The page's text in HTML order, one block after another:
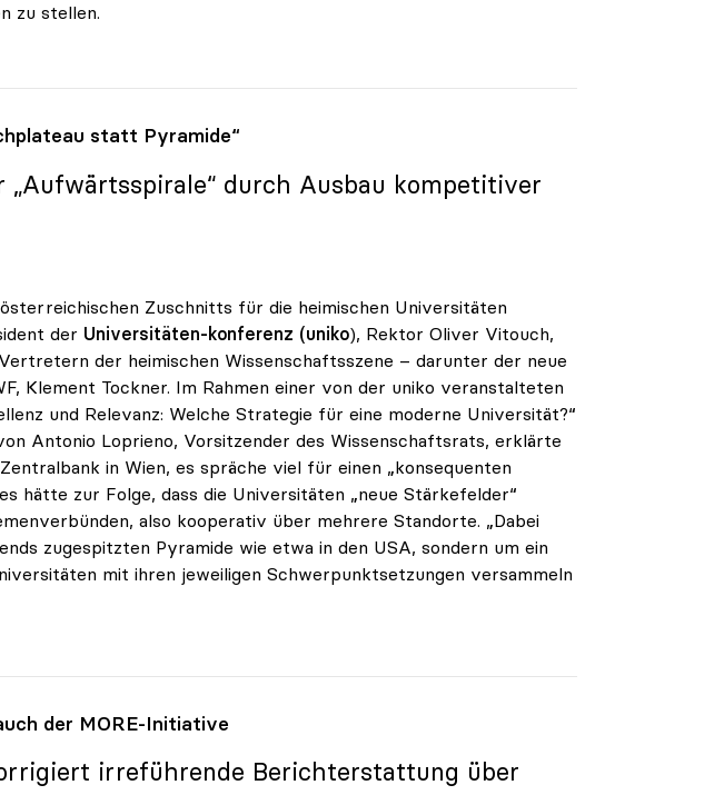
zu stellen.
kein Sprung
statt Pyramide“
durch Ausbau kompetitiver
Zuschnitts für die heimischen Universitäten
der Universitäten-konferenz (uniko), Rektor Oliver Vitouch,
der heimischen Wissenschaftsszene – darunter der neue
Klement Tockner. Im Rahmen einer von der uniko veranstalteten
und Relevanz: Welche Strategie für eine moderne Universität?“
Antonio Loprieno, Vorsitzender des Wissenschaftsrats, erklärte
in Wien, es spräche viel für einen „konsequenten
hätte zur Folge, dass die Universitäten „neue Stärkefelder“
also kooperativ über mehrere Standorte. „Dabei
zugespitzten Pyramide wie etwa in den USA, sondern um ein
mit ihren jeweiligen Schwerpunktsetzungen versammeln
statt
der MORE-Initiative
irreführende Berichterstattung über